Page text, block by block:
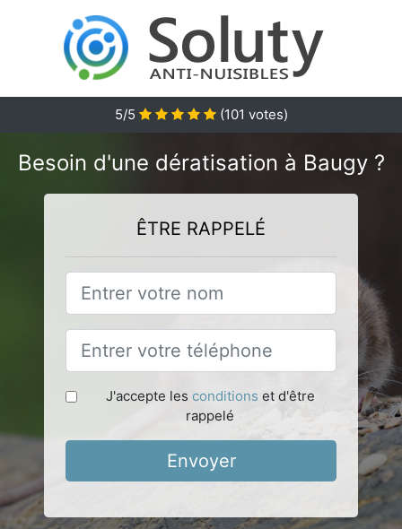
5/5 (101 votes)
Besoin d'une dératisation à Baugy ?
ÊTRE RAPPELÉ
J'accepte les conditions et d'être
rappelé
Envoyer